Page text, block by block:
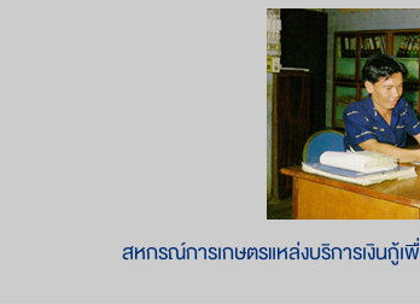
สหกรณ์การเกษตรแหล่งบริการเงินกู้